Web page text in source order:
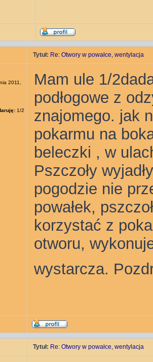
Tytuł: Re: Otwory w powałce, wentylacja
2011,
1/2
Mam ule 1/
podłogowe z
znajomego. jak
pokarmu na
beleczki , w
Pszczoły
pogodzie nie
powałek,
korzystać z
otworu,
wystarcza.
Tytuł: Re: Otwory w powałce, wentylacja